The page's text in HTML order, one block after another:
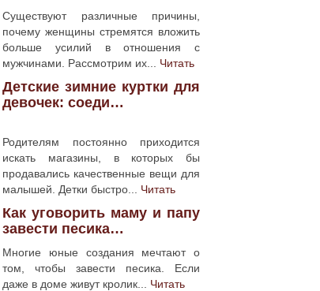
Существуют различные причины,
почему женщины стремятся вложить
больше усилий в отношения с
мужчинами. Рассмотрим их... Читать
Детские зимние куртки для
девочек: соеди…
Родителям постоянно приходится
искать магазины, в которых бы
продавались качественные вещи для
малышей. Детки быстро... Читать
Как уговорить маму и папу
завести песика…
Многие юные создания мечтают о
том, чтобы завести песика. Если
даже в доме живут кролик... Читать